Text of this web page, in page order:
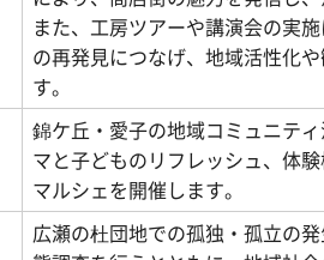
また、工房ツアーや講演会の実
の再発見につなげ、地域活性化
す。
錦ケ丘・愛子の地域コミュニテ
マと子どものリフレッシュ、体験
マルシェを開催します。
広瀬の杜団地での孤独・孤立の